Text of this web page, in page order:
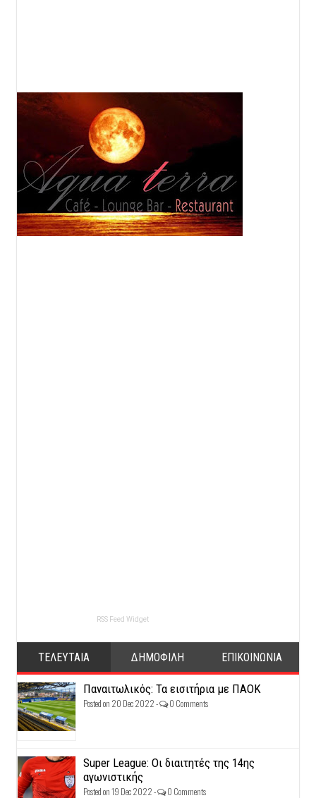
RSS Feed Widget
ΤΕΛΕΥΤΑΙΑ ΔΗΜΟΦΙΛΗ ΕΠΙΚΟΙΝΩΝΙΑ
Παναιτωλικός: Τα εισιτήρια με ΠΑΟΚ
Posted on 20 Dec 2022 - 0 Comments
Super League: Οι διαιτητές της 14ης
αγωνιστικής
Posted on 19 Dec 2022 - 0 Comments